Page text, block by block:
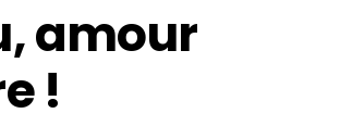
amour
!
Flipboard
Reddit
Pinterest